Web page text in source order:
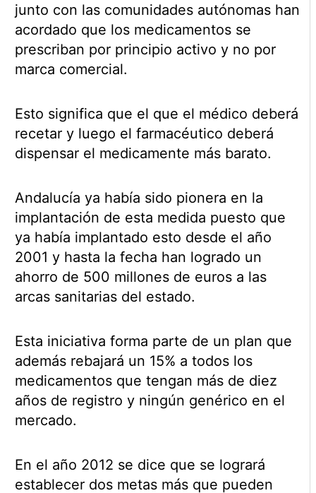
junto con las comunidades autónomas han
acordado que los medicamentos se
prescriban por principio activo y no por
marca comercial.
Esto significa que el que el médico deberá
recetar y luego el farmacéutico deberá
dispensar el medicamente más barato.
Andalucía ya había sido pionera en la
implantación de esta medida puesto que
ya había implantado esto desde el año
2001 y hasta la fecha han logrado un
ahorro de 500 millones de euros a las
arcas sanitarias del estado.
Esta iniciativa forma parte de un plan que
además rebajará un 15% a todos los
medicamentos que tengan más de diez
años de registro y ningún genérico en el
mercado.
En el año 2012 se dice que se logrará
establecer dos metas más que pueden